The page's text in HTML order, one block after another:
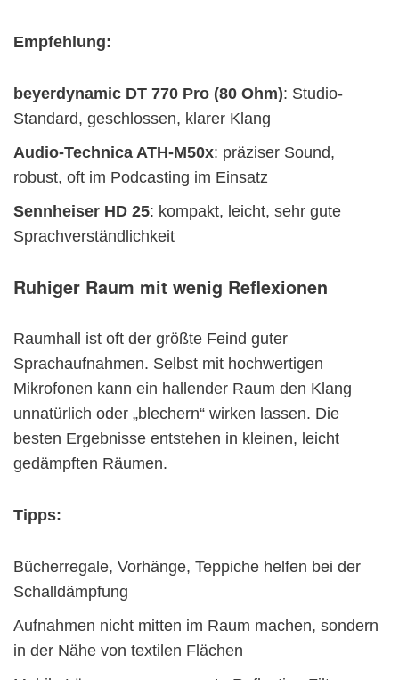
Empfehlung:
beyerdynamic DT 770 Pro (80 Ohm): Studio-
Standard, geschlossen, klarer Klang
Audio-Technica ATH-M50x: präziser Sound,
robust, oft im Podcasting im Einsatz
Sennheiser HD 25: kompakt, leicht, sehr gute
Sprachverständlichkeit
Ruhiger Raum mit wenig Reflexionen
Raumhall ist oft der größte Feind guter
Sprachaufnahmen. Selbst mit hochwertigen
Mikrofonen kann ein hallender Raum den Klang
unnatürlich oder „blechern“ wirken lassen. Die
besten Ergebnisse entstehen in kleinen, leicht
gedämpften Räumen.
Tipps:
Bücherregale, Vorhänge, Teppiche helfen bei der
Schalldämpfung
Aufnahmen nicht mitten im Raum machen, sondern
in der Nähe von textilen Flächen